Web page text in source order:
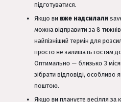
підготуватися.
Якщо ви вже надсилали
можна відправити за 8
найпізніший термін для
просто не залишать гостям
Оптимально — близько 3
зібрати відповіді,
поштою.
Якщо ви плануєте весілля за